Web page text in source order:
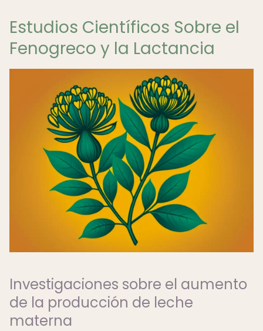
Estudios Científicos Sobre el
Fenogreco y la Lactancia
Investigaciones sobre el aumento
de la producción de leche
materna